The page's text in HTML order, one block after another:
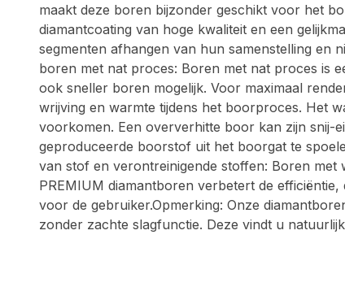
maakt deze boren bijzonder geschikt voor het
diamantcoating van hoge kwaliteit en een
segmenten afhangen van hun samenstelling en
boren met nat proces: Boren met nat proces is
ook sneller boren mogelijk. Voor maximaal
wrijving en warmte tijdens het boorproces. Het
voorkomen. Een oververhitte boor kan zijn snij-
geproduceerde boorstof uit het boorgat te
van stof en verontreinigende stoffen: Boren
PREMIUM diamantboren verbetert de
voor de gebruiker.Opmerking: Onze
zonder zachte slagfunctie. Deze vindt u